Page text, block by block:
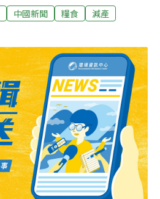
一的吉林省公主嶺地區。中國糧
）年東北地區發生嚴重春
國玉米單產下降已成定局。除了
豆也遭遇不小挑戰。調研發
意願也不強。2018年中國大豆種
中國新聞 糧食
減產